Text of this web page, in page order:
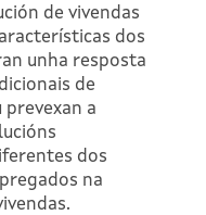
de vivendas
dos
unha resposta
de
prevexan a
dos
na